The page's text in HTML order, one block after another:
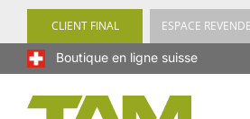
Passer à la navigation
CLIENT FINAL ESPACE
Boutique en ligne suisse